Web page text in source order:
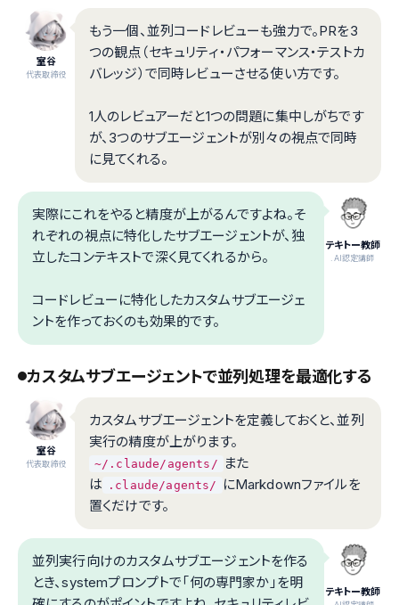
室谷
代表取締役
もう一個、並列コードレビューも強力で。PRを3
つの観点（セキュリティ・パフォーマンス・テストカ
バレッジ）で同時レビューさせる使い方です。
1人のレビュアーだと1つの問題に集中しがちです
が、3つのサブエージェントが別々の視点で同時
に見てくれる。
テキトー教師
.AI認定講師
実際にこれをやると精度が上がるんですよね。そ
れぞれの視点に特化したサブエージェントが、独
立したコンテキストで深く見てくれるから。
コードレビューに特化したカスタムサブエージェ
ントを作っておくのも効果的です。
カスタムサブエージェントで並列処理を最適化する
室谷
代表取締役
カスタムサブエージェントを定義しておくと、並列
実行の精度が上がります。
~/.claude/agents/
また
は
.claude/agents/
にMarkdownファイルを
置くだけです。
テキトー教師
並列実行向けのカスタムサブエージェントを作る
とき、systemプロンプトで「何の専門家か」を明